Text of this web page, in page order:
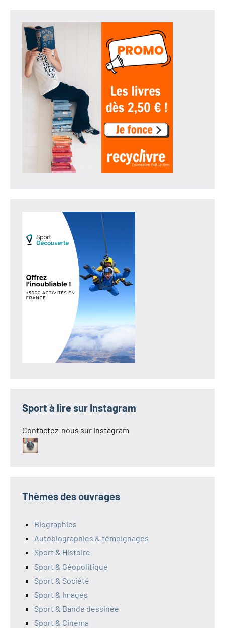
Sport à lire sur Instagram
Contactez-nous sur Instagram
Thèmes des ouvrages
Biographies
Autobiographies & témoignages
Sport & Histoire
Sport & Géopolitique
Sport & Société
Sport & Images
Sport & Bande dessinée
Sport & Cinéma